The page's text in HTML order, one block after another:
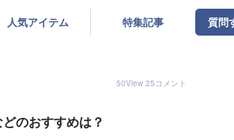
人気アイテム 特集記事 質問
50View 25コメント
のおすすめは？